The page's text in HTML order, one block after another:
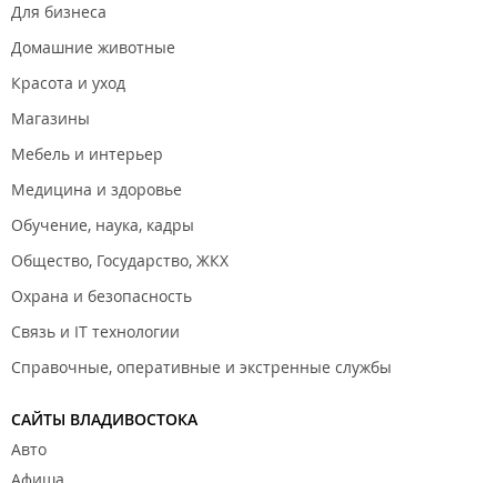
Для бизнеса
Домашние животные
Красота и уход
Магазины
Мебель и интерьер
Медицина и здоровье
Обучение, наука, кадры
Общество, Государство, ЖКХ
Охрана и безопасность
Связь и IT технологии
Справочные, оперативные и экстренные службы
САЙТЫ ВЛАДИВОСТОКА
Авто